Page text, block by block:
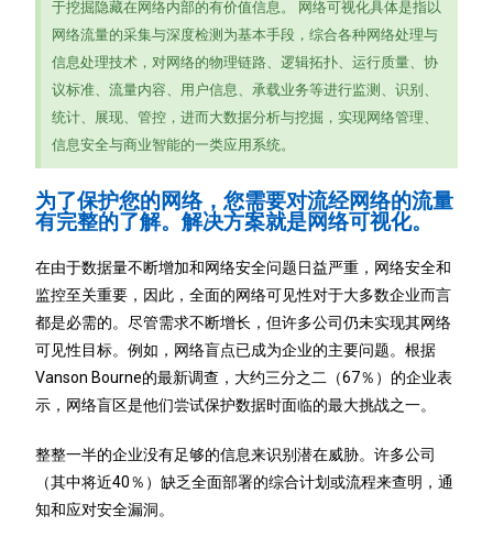
于挖掘隐藏在网络内部的有价值信息。 网络可视化具体是指以
网络流量的采集与深度检测为基本手段，综合各种网络处理与
信息处理技术，对网络的物理链路、逻辑拓扑、运行质量、协
议标准、流量内容、用户信息、承载业务等进行监测、识别、
统计、展现、管控，进而大数据分析与挖掘，实现网络管理、
信息安全与商业智能的一类应用系统。
为了保护您的网络，您需要对流经网络的流量
有完整的了解。解决方案就是网络可视化。
在由于数据量不断增加和网络安全问题日益严重，网络安全和
监控至关重要，因此，全面的网络可见性对于大多数企业而言
都是必需的。尽管需求不断增长，但许多公司仍未实现其网络
可见性目标。例如，网络盲点已成为企业的主要问题。根据
Vanson Bourne的最新调查，大约三分之二
（67％）的企业表
示，网络盲区是他们尝试保护数据时面临的最大挑战之一。
整整一半的企业没有足够的信息来识别潜在威胁。许多公司
（其中将近40％）缺乏全面部署的综合计划或流程来查明，通
知和应对安全漏洞。